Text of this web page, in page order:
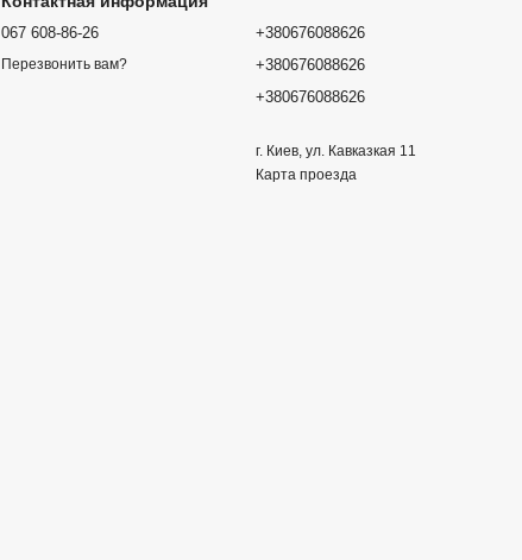
067 608-86-26
Перезвонить вам?
+380676088626
+380676088626
+380676088626
г. Киев, ул. Кавказкая 11
Карта проезда